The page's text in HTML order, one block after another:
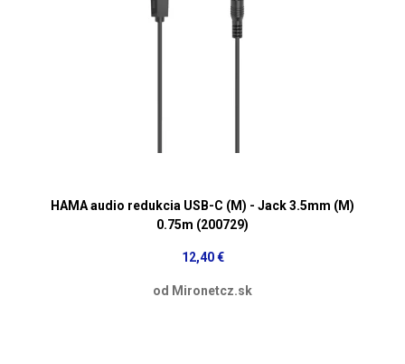
HAMA audio redukcia USB-C (M) - Jack 3.5mm (M)
0.75m (200729)
12,40 €
od Mironetcz.sk